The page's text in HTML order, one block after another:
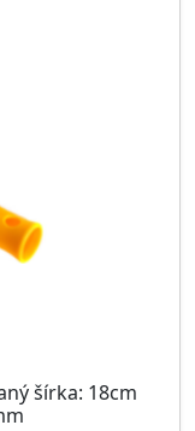
šírka: 18cm